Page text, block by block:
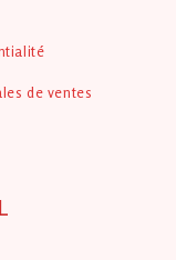
de ventes